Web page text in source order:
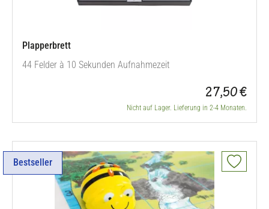
Plapperbrett
44 Felder à 10 Sekunden Aufnahmezeit
27,50 €
Nicht auf Lager. Lieferung in 2-4 Monaten.
Bestseller